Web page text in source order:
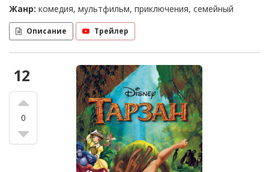
Жанр: комедия, мультфильм, приключения, семейный
Описание Трейлер
12
0